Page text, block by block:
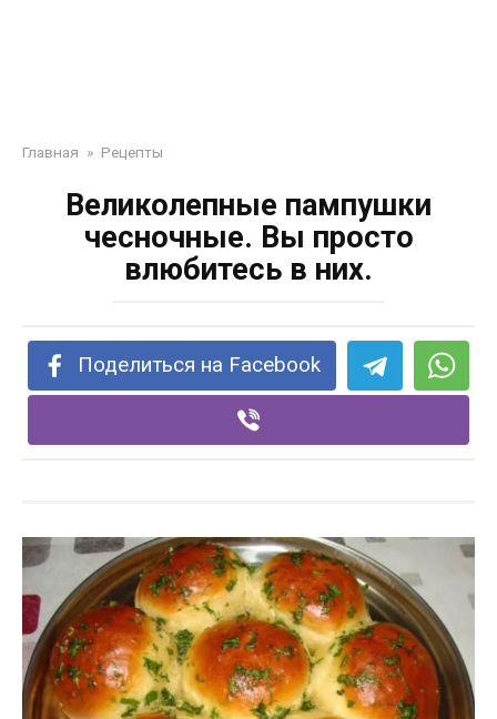
Главная » Рецепты
Великолепные пампушки
чесночные. Вы просто
влюбитесь в них.
Поделиться на Facebook